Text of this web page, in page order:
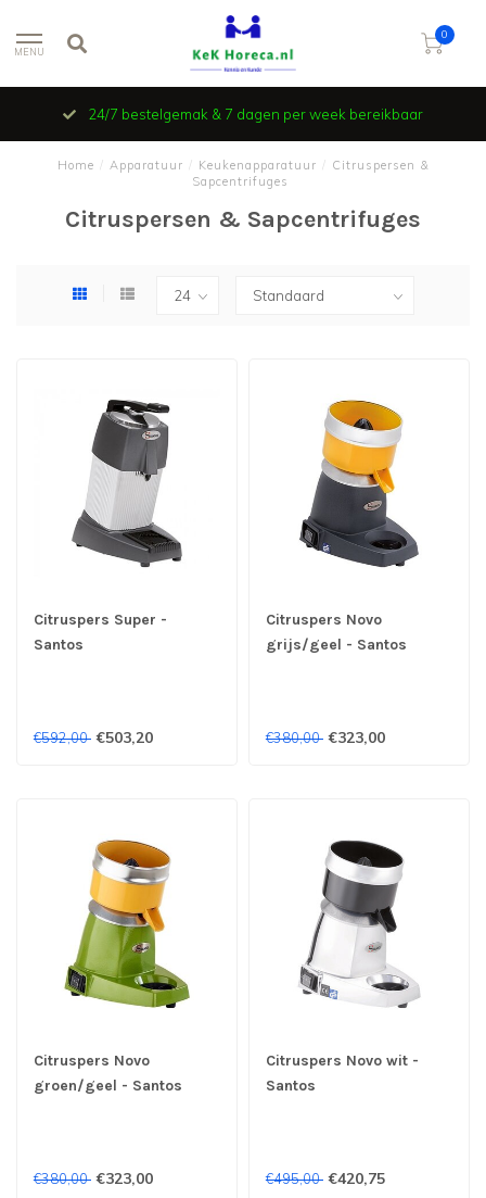
MENU
0
24/7 bestelgemak & 7 dagen per week bereikbaar
Home Apparatuur Keukenapparatuur
Citruspersen &
Sapcentrifuges
Citruspersen & Sapcentrifuges
Citruspers Super -
Santos
€592,00 €503,20
Citruspers Novo
grijs/geel - Santos
€380,00 €323,00
Citruspers Novo
groen/geel - Santos
€380,00 €323,00
Citruspers Novo wit -
Santos
€495,00 €420,75